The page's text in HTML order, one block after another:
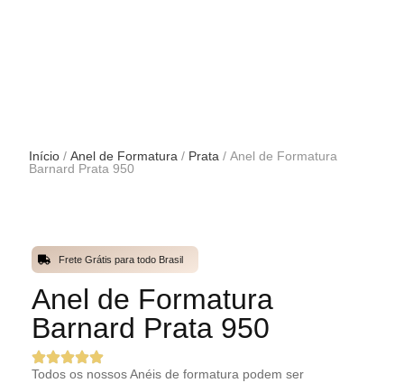
Início / Anel de Formatura / Prata / Anel de Formatura
Barnard Prata 950
Frete Grátis para todo Brasil
Anel de Formatura
Barnard Prata 950
Todos os nossos Anéis de formatura podem ser